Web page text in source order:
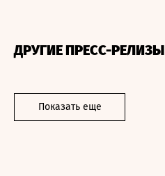
ДРУГИЕ ПРЕСС-РЕЛИЗЫ
Показать еще